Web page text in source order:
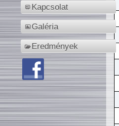
Kapcsolat
Galéria
Eredmények